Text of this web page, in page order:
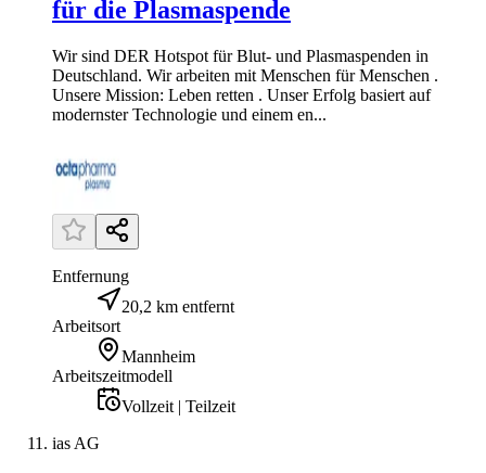
für die Plasmaspende
Wir sind DER Hotspot für Blut- und Plasmaspenden in
Deutschland. Wir arbeiten mit Menschen für Menschen .
Unsere Mission: Leben retten . Unser Erfolg basiert auf
modernster Technologie und einem en...
Entfernung
20,2 km entfernt
Arbeitsort
Mannheim
Arbeitszeitmodell
Vollzeit | Teilzeit
ias AG